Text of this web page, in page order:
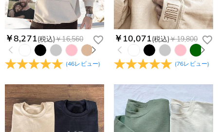
レスの入力に誤りがある。解決策：お名前とご住所を記載した
メールを service@drawelry.jp へ送信してください。
当社では、個人情報保護を目的としたコンプライアンスに則
り、プライバシーポリシーを定めています。お客様に安心かつ
安全にご利用いただけるよう最善の注意を払い、個人情報を厳
確認ください
￥8,271(税込)￥16,560
(46レビュー)
￥10,071(税込)￥19,800
(76レビュー)